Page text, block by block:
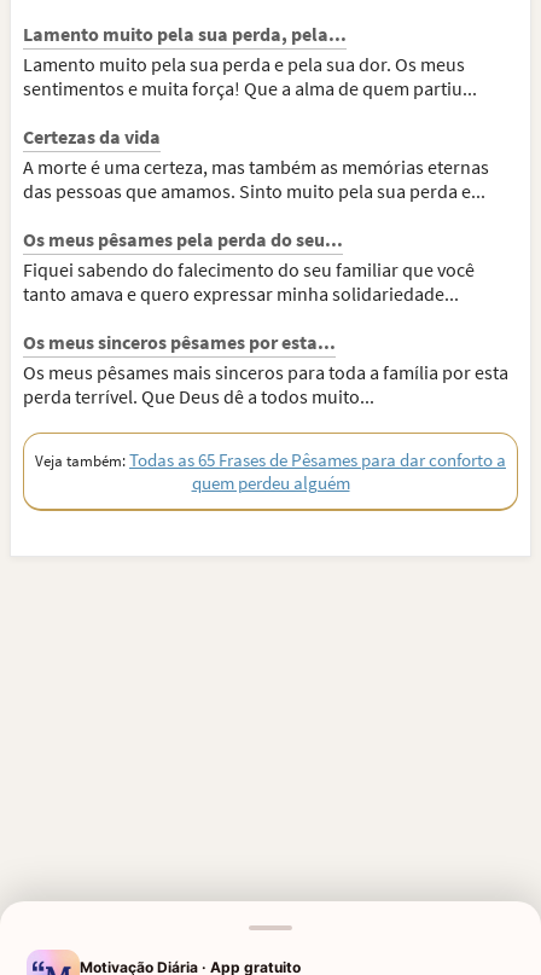
Lamento muito pela sua perda, pela...
Lamento muito pela sua perda e pela sua dor. Os meus
sentimentos e muita força! Que a alma de quem partiu...
Certezas da vida
A morte é uma certeza, mas também as memórias eternas
das pessoas que amamos. Sinto muito pela sua perda e...
Os meus pêsames pela perda do seu...
Fiquei sabendo do falecimento do seu familiar que você
tanto amava e quero expressar minha solidariedade...
Os meus sinceros pêsames por esta...
Os meus pêsames mais sinceros para toda a família por esta
perda terrível. Que Deus dê a todos muito...
Veja também:Todas as 65 Frases de Pêsames para dar conforto a
quem perdeu alguém
Motivação Diária · App gratuito